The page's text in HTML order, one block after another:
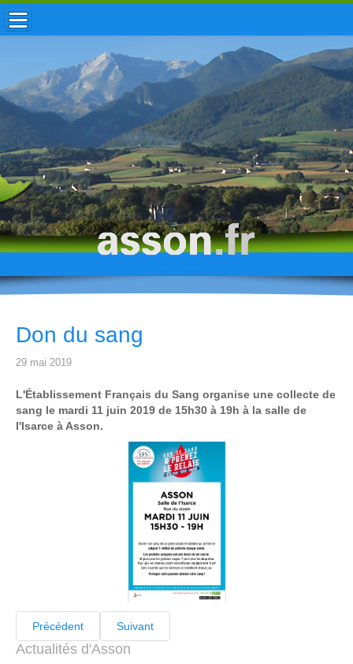
ACCUEIL / INFOS
MUNICIPALITÉ
VIE LOCALE
ENFANCE
TOURISME
HISTOIRE
Don du sang
29 mai 2019
L'Établissement Français du Sang organise une collecte de
sang le mardi 11 juin 2019 de 15h30 à 19h à la salle de
l'Isarce à Asson.
Précédent Suivant
Actualités d'Asson